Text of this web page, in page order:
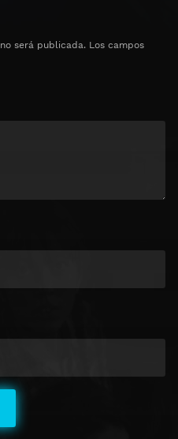
será publicada. Los campos